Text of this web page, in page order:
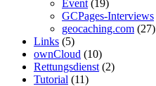
Event (19)
GCPages-Interviews
geocaching.com (27)
Links (5)
ownCloud (10)
Rettungsdienst (2)
Tutorial (11)